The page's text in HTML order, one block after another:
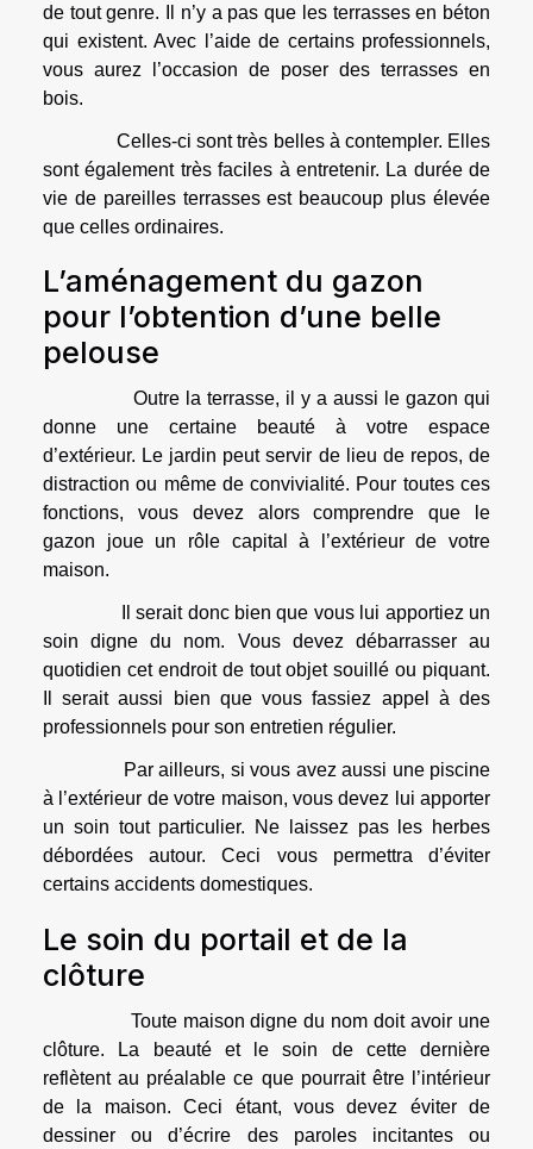
de tout genre. Il n’y a pas que les terrasses en béton
qui existent. Avec l’aide de certains professionnels,
vous aurez l’occasion de poser des terrasses en
bois.
Celles-ci sont très belles à contempler. Elles
sont également très faciles à entretenir. La durée de
vie de pareilles terrasses est beaucoup plus élevée
que celles ordinaires.
L’aménagement du gazon
pour l’obtention d’une belle
pelouse
Outre la terrasse, il y a aussi le gazon qui
donne une certaine beauté à votre espace
d’extérieur. Le jardin peut servir de lieu de repos, de
distraction ou même de convivialité. Pour toutes ces
fonctions, vous devez alors comprendre que le
gazon joue un rôle capital à l’extérieur de votre
maison.
Il serait donc bien que vous lui apportiez un
soin digne du nom. Vous devez débarrasser au
quotidien cet endroit de tout objet souillé ou piquant.
Il serait aussi bien que vous fassiez appel à des
professionnels pour son entretien régulier.
Par ailleurs, si vous avez aussi une piscine
à l’extérieur de votre maison, vous devez lui apporter
un soin tout particulier. Ne laissez pas les herbes
débordées autour. Ceci vous permettra d’éviter
certains accidents domestiques.
Le soin du portail et de la
clôture
Toute maison digne du nom doit avoir une
clôture. La beauté et le soin de cette dernière
reflètent au préalable ce que pourrait être l’intérieur
de la maison. Ceci étant, vous devez éviter de
dessiner ou d’écrire des paroles incitantes ou